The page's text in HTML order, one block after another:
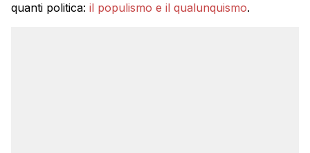
quanti politica: il populismo e il qualunquismo.